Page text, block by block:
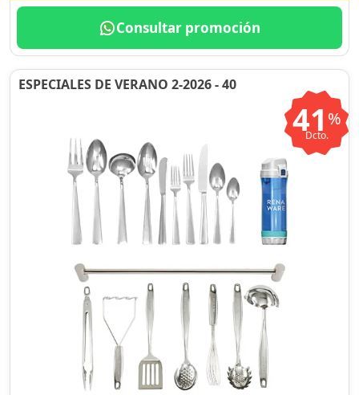
Consultar promoción
ESPECIALES DE VERANO 2-2026 - 40
41 %
Dcto.